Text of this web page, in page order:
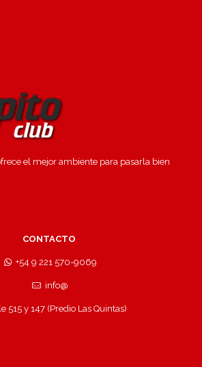
el mejor ambiente para pasarla bien
CONTACTO
+54 9 221 570-9069
info@
515 y 147 (Predio Las Quintas)